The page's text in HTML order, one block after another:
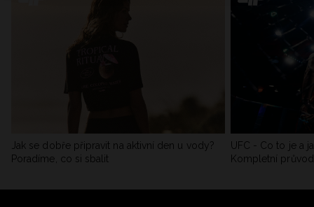
Jak se dobře připravit na aktivní den u vody?
Poradíme, co si sbalit
UFC - Co to je a
Kompletní